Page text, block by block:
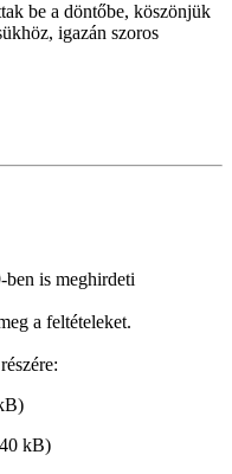
be a döntőbe, köszönjük
igazán szoros
ben is meghirdeti
a feltételeket.
kB)